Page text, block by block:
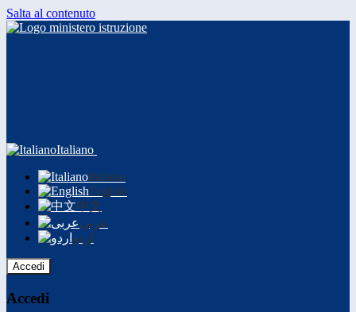
Salta al contenuto
Italiano
Italiano
English
中文
عربى
اردو
Accedi
Accedi